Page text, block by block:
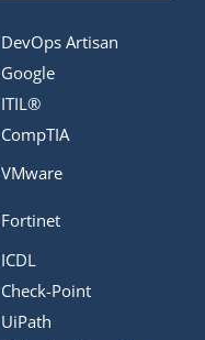
DevOps Artisan
Google
ITIL®
CompTIA
VMware
Fortinet
ICDL
Check-Point
UiPath